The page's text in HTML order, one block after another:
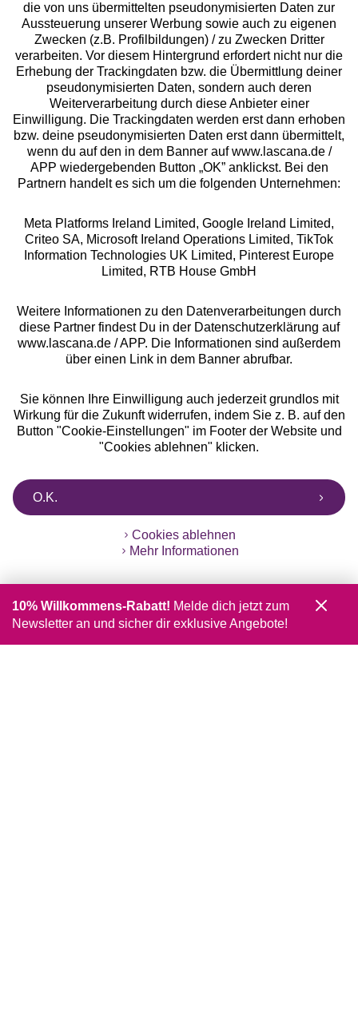
Services
Beratung
Über uns
Rechtliches
Alle Preise inkl. MwSt., zzgl.
Versandkosten
** Bonität vorausgesetzt, berechtigt zur Bonitätsprüfung
die von uns übermittelten pseudonymisierten Daten zur
Aussteuerung unserer Werbung sowie auch zu eigenen
Zwecken (z.B. Profilbildungen) / zu Zwecken Dritter
verarbeiten. Vor diesem Hintergrund erfordert nicht nur die
Erhebung der Trackingdaten bzw. die Übermittlung deiner
pseudonymisierten Daten, sondern auch deren
Weiterverarbeitung durch diese Anbieter einer
Einwilligung. Die Trackingdaten werden erst dann erhoben
bzw. deine pseudonymisierten Daten erst dann übermittelt,
wenn du auf den in dem Banner auf www.lascana.de /
APP wiedergebenden Button „OK” anklickst. Bei den
Partnern handelt es sich um die folgenden Unternehmen:
Meta Platforms Ireland Limited, Google Ireland Limited,
Criteo SA, Microsoft Ireland Operations Limited, TikTok
Information Technologies UK Limited, Pinterest Europe
Limited, RTB House GmbH
Weitere Informationen zu den Datenverarbeitungen durch
diese Partner findest Du in der Datenschutzerklärung auf
www.lascana.de / APP. Die Informationen sind außerdem
über einen Link in dem Banner abrufbar.
Sie können Ihre Einwilligung auch jederzeit grundlos mit
Wirkung für die Zukunft widerrufen, indem Sie z. B. auf den
Button "Cookie-Einstellungen" im Footer der Website und
"Cookies ablehnen" klicken.
O.K.
Cookies ablehnen
Mehr Informationen
10% Willkommens-Rabatt! Melde dich jetzt zum
Newsletter an und sicher dir exklusive Angebote!